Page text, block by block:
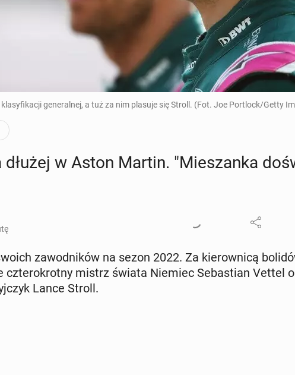
generalnej, a tuż za nim plasuje się Stroll. (Fot. Joe Portlock/Getty
dłużej w Aston Martin. "Mie­szan­ka
za­wod­ni­ków na sezon 2022. Za kie­row­ni­cą
czte­ro­krot­ny mistrz świata Niemiec Se­ba­stian Vettel
Lance Stroll.